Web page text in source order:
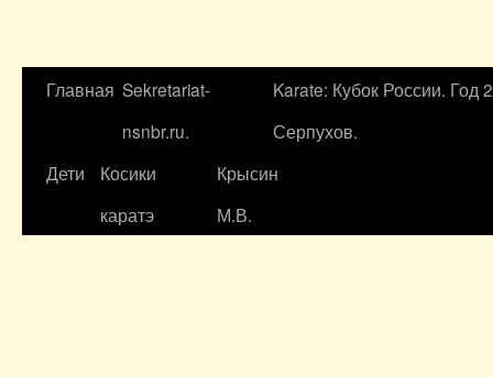
Главная Sekretariat-
nsnbr.ru.
Karate: Кубок России. Год
Серпухов.
Дети
Косики
каратэ
Крысин
М.В.